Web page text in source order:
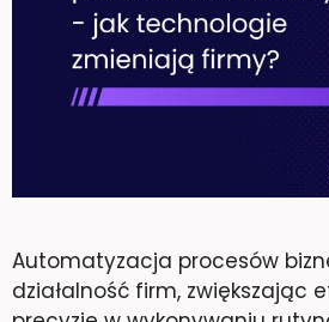
Automatyzacja procesów
działalność firm, zwiększając